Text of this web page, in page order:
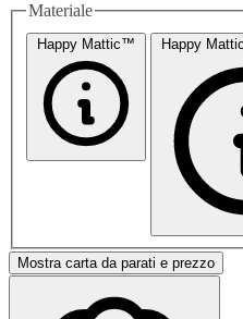
Materiale
Happy Mattic™ Happy
Mostra carta da parati e prezzo